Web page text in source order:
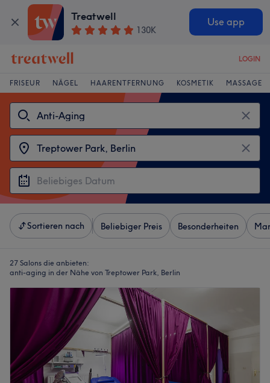
Treatwell
130K
Use app
LOGIN
FRISEUR NÄGEL HAARENTFERNUNG KOSMETIK MASSAGE
Sortieren nach Beliebiger Preis Besonderheiten
27 Salons die anbieten:
anti-aging in der Nähe von Treptower Park, Berlin